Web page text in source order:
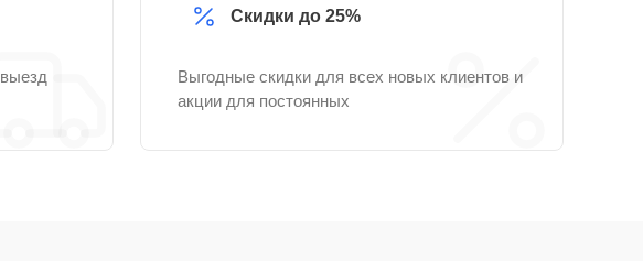
Скидки до 25%
Выгодные скидки для всех новых клиентов и
акции для постоянных